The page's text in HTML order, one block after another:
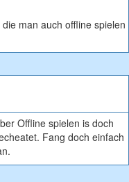
man auch offline spielen
Offline spielen is doch
Fang doch einfach